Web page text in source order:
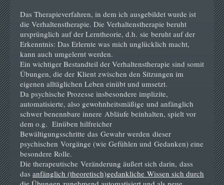
Das Therapieverfahren, in dem ich ausgebildet wurde ist
die Verhaltenstherapie. Die Verhaltenstherapie beruht
ursprünglich auf der Lerntheorie, d.h. sie beruht auf der
Erkenntnis: Das Erlernte was mich unglücklich macht,
kann auch umgelernt werden.
Ein wichtiger Bestandteil der Verhaltenstherapie sind somit
Übungen, die der Klient zwischen den Sitzungen im
eigenen alltäglichen Leben einübt und umsetzt.
Da psychische Prozesse insbesondere implizite,
automatisierte, also gewohnheitsmäßige und anfänglich
schwer benennbare innere Abläufe beinhalten, spielt vor
dem o.g. Einüben hilfreicher
Bewältigungsschritte das Gewahr werden dieser
psychischen Vorgänge (wie Gefühlen und Gedanken) eine
besondere Rolle.
Die therapeutische Veränderung äußert sich darin, dass
das anfänglich (theoretisch)gedankliche Wissen sich durch